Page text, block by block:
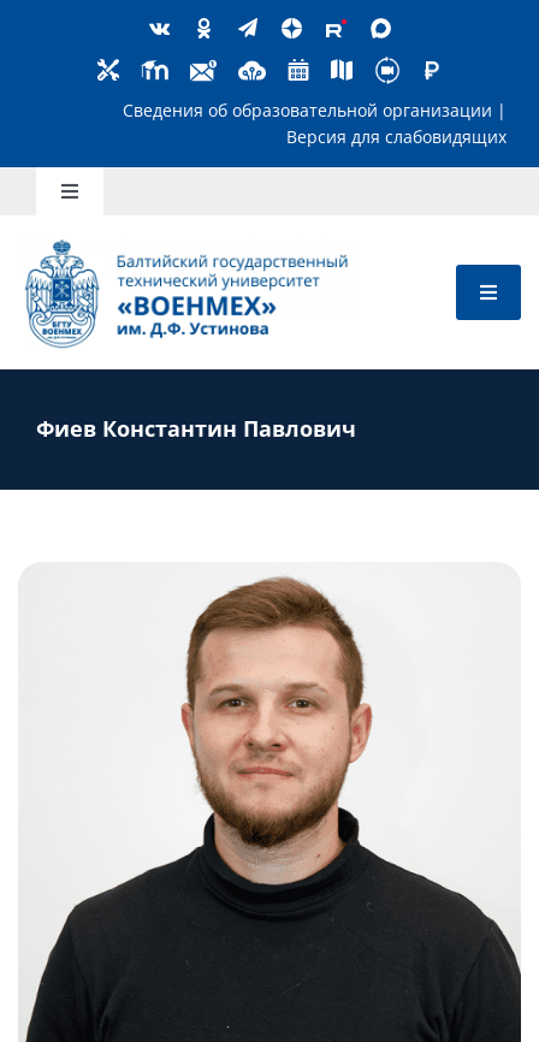
Сведения об образовательной
Toggle
Школьникам
Абитуриентам
Преподавателям
Фиев Константин Павлович